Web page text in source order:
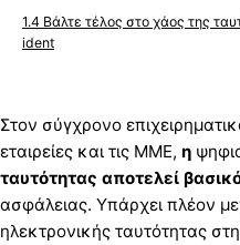
Βάλτε τέλος στο χάος της
ident
Στον σύγχρονο
εταιρείες και τις ΜΜΕ, η
ταυτότητας αποτελεί
ασφάλειας. Υπάρχει πλέον
ηλεκτρονικής ταυτότητας